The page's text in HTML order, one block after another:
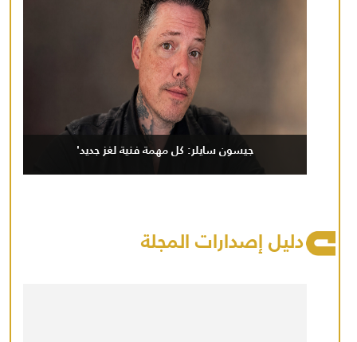
جيسون سايلر: كل مهمة فنية لغز جديد'
دليل إصدارات المجلة